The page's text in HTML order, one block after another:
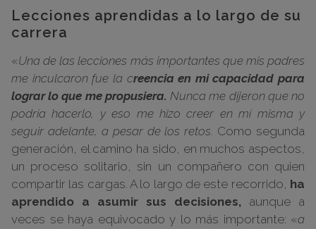
Lecciones aprendidas a lo largo de su
carrera
«Una de las lecciones más importantes que mis padres
me inculcaron fue la creencia en mi capacidad para
lograr lo que me propusiera. Nunca me dijeron que no
podría hacerlo, y eso me hizo creer en mí misma y
seguir adelante, a pesar de los retos. Como segunda
generación, el camino ha sido, en muchos aspectos,
un proceso solitario, sin un compañero con quien
compartir las cargas. A lo largo de este recorrido, ha
aprendido a asumir sus decisiones, aunque a
veces se haya equivocado y lo más importante: «a